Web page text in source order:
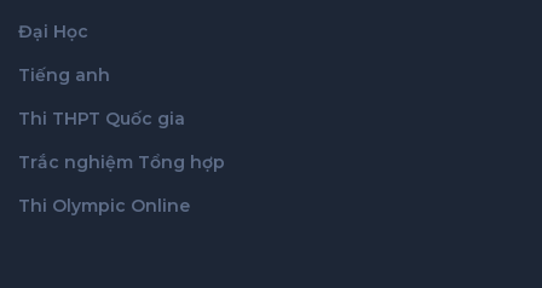
Đại Học
Tiếng anh
Thi THPT Quốc gia
Trắc nghiệm Tổng hợp
Thi Olympic Online